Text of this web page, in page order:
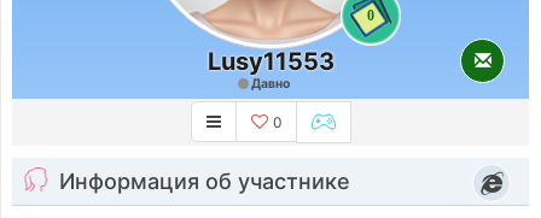
0
Lusy11553
Давно
0
Информация об участнике